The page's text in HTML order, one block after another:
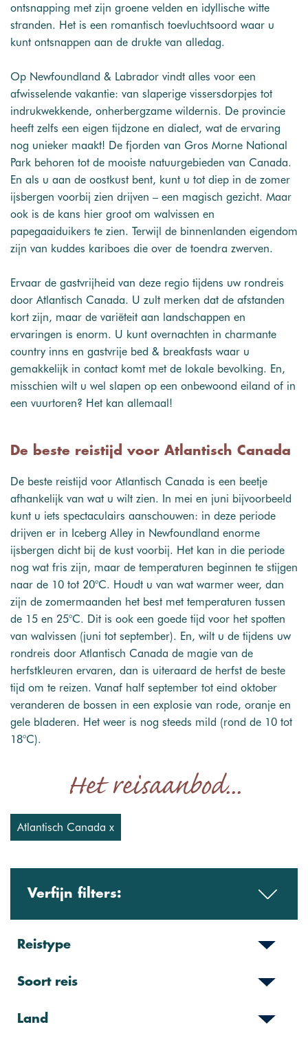
ontsnapping met zijn groene velden en idyllische witte
stranden. Het is een romantisch toevluchtsoord waar u
kunt ontsnappen aan de drukte van alledag.
Op Newfoundland & Labrador vindt alles voor een
afwisselende vakantie: van slaperige vissersdorpjes tot
indrukwekkende, onherbergzame wildernis. De provincie
heeft zelfs een eigen tijdzone en dialect, wat de ervaring
nog unieker maakt! De fjorden van Gros Morne National
Park behoren tot de mooiste natuurgebieden van Canada.
En als u aan de oostkust bent, kunt u tot diep in de zomer
ijsbergen voorbij zien drijven – een magisch gezicht. Maar
ook is de kans hier groot om walvissen en
papegaaiduikers te zien. Terwijl de binnenlanden eigendom
zijn van kuddes kariboes die over de toendra zwerven.
Ervaar de gastvrijheid van deze regio tijdens uw rondreis
door Atlantisch Canada. U zult merken dat de afstanden
kort zijn, maar de variëteit aan landschappen en
ervaringen is enorm. U kunt overnachten in charmante
country inns en gastvrije bed & breakfasts waar u
gemakkelijk in contact komt met de lokale bevolking. En,
misschien wilt u wel slapen op een onbewoond eiland of in
een vuurtoren? Het kan allemaal!
De beste reistijd voor Atlantisch Canada
De beste reistijd voor Atlantisch Canada is een beetje
afhankelijk van wat u wilt zien. In mei en juni bijvoorbeeld
kunt u iets spectaculairs aanschouwen: in deze periode
drijven er in Iceberg Alley in Newfoundland enorme
ijsbergen dicht bij de kust voorbij. Het kan in die periode
nog wat fris zijn, maar de temperaturen beginnen te stijgen
naar de 10 tot 20°C. Houdt u van wat warmer weer, dan
zijn de zomermaanden het best met temperaturen tussen
de 15 en 25°C. Dit is ook een goede tijd voor het spotten
van walvissen (juni tot september). En, wilt u de tijdens uw
rondreis door Atlantisch Canada de magie van de
herfstkleuren ervaren, dan is uiteraard de herfst de beste
tijd om te reizen. Vanaf half september tot eind oktober
veranderen de bossen in een explosie van rode, oranje en
gele bladeren. Het weer is nog steeds mild (rond de 10 tot
18°C).
Het reisaanbod...
Atlantisch Canada x
Verfijn filters:
Reistype
Soort reis
Land